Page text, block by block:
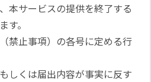
本サービスの提供を終了する
す。
禁止事項）の各号に定める行
しくは届出内容が事実に反す